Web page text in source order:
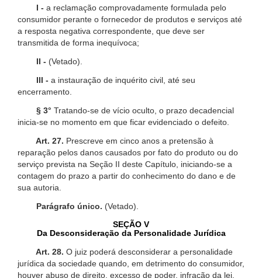
I - a reclamação comprovadamente formulada pelo
consumidor perante o fornecedor de produtos e serviços até
a resposta negativa correspondente, que deve ser
transmitida de forma inequívoca;
II - (Vetado).
III - a instauração de inquérito civil, até seu
encerramento.
§ 3° Tratando-se de vício oculto, o prazo decadencial
inicia-se no momento em que ficar evidenciado o defeito.
Art. 27. Prescreve em cinco anos a pretensão à
reparação pelos danos causados por fato do produto ou do
serviço prevista na Seção II deste Capítulo, iniciando-se a
contagem do prazo a partir do conhecimento do dano e de
sua autoria.
Parágrafo único. (Vetado).
SEÇÃO V
Da Desconsideração da Personalidade Jurídica
Art. 28. O juiz poderá desconsiderar a personalidade
jurídica da sociedade quando, em detrimento do consumidor,
houver abuso de direito, excesso de poder, infração da lei,